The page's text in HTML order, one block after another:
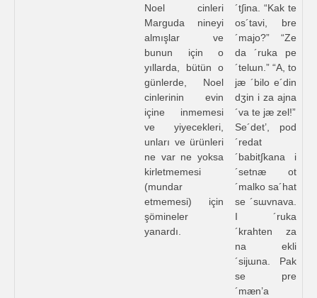
Noel cinleri
Marguda nineyi
almışlar ve
bunun için o
yıllarda, bütün o
günlerde, Noel
cinlerinin evin
içine inmemesi
ve yiyecekleri,
unları ve ürünleri
ne var ne yoksa
kirletmemesi
(mundar
etmemesi) için
şömineler
yanardı.
´t∫ina. “Kak te
os´tavi, bre
´majo?” “Ze
da ´ruka pe
´telɯn.” “A, to
jæ ´bilo e´din
dʒin i za ajna
´va te jæ zel!”
Se´det’, pod
´redat
´babit∫kana i
´setnæ ot
´malko sa´hat
se ´sɯvnava.
I ´ruka
´krahten za
na ekli
´sijɯna. Pak
se pre
´mæn’a